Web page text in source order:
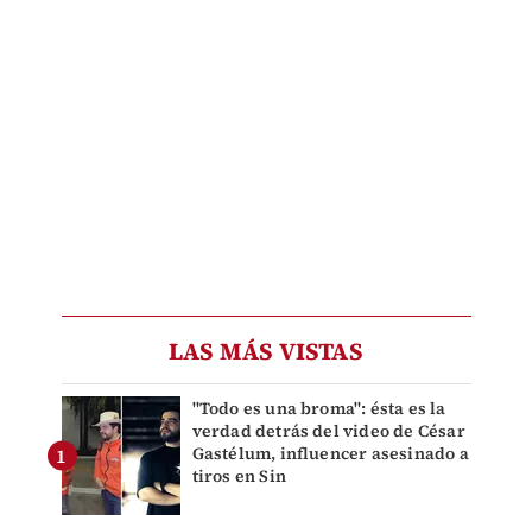
LAS MÁS VISTAS
"Todo es una broma": ésta es la
verdad detrás del video de César
Gastélum, influencer asesinado a
tiros en Sin